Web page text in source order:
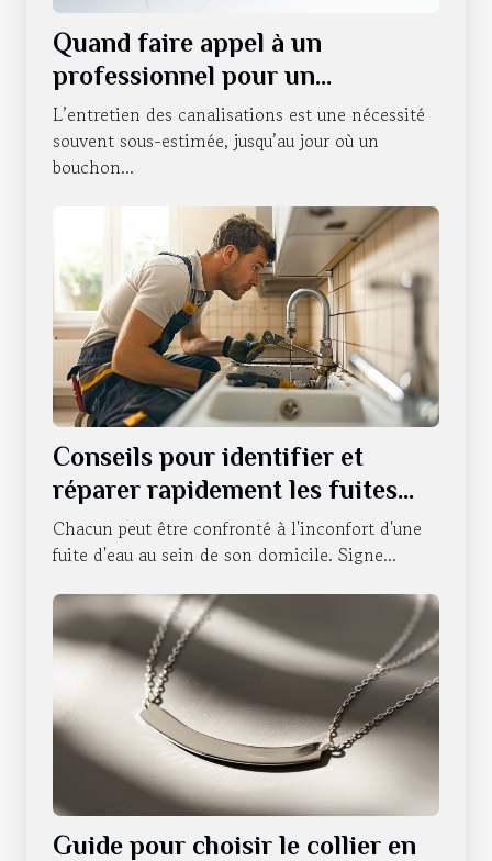
Quand faire appel à un
professionnel pour un
débouchage de canalisations à
Strasbourg ?
L’entretien des canalisations est une nécessité
souvent sous-estimée, jusqu’au jour où un
bouchon...
Conseils pour identifier et
réparer rapidement les fuites
d'eau
Chacun peut être confronté à l'inconfort d'une
fuite d'eau au sein de son domicile. Signe...
Guide pour choisir le collier en